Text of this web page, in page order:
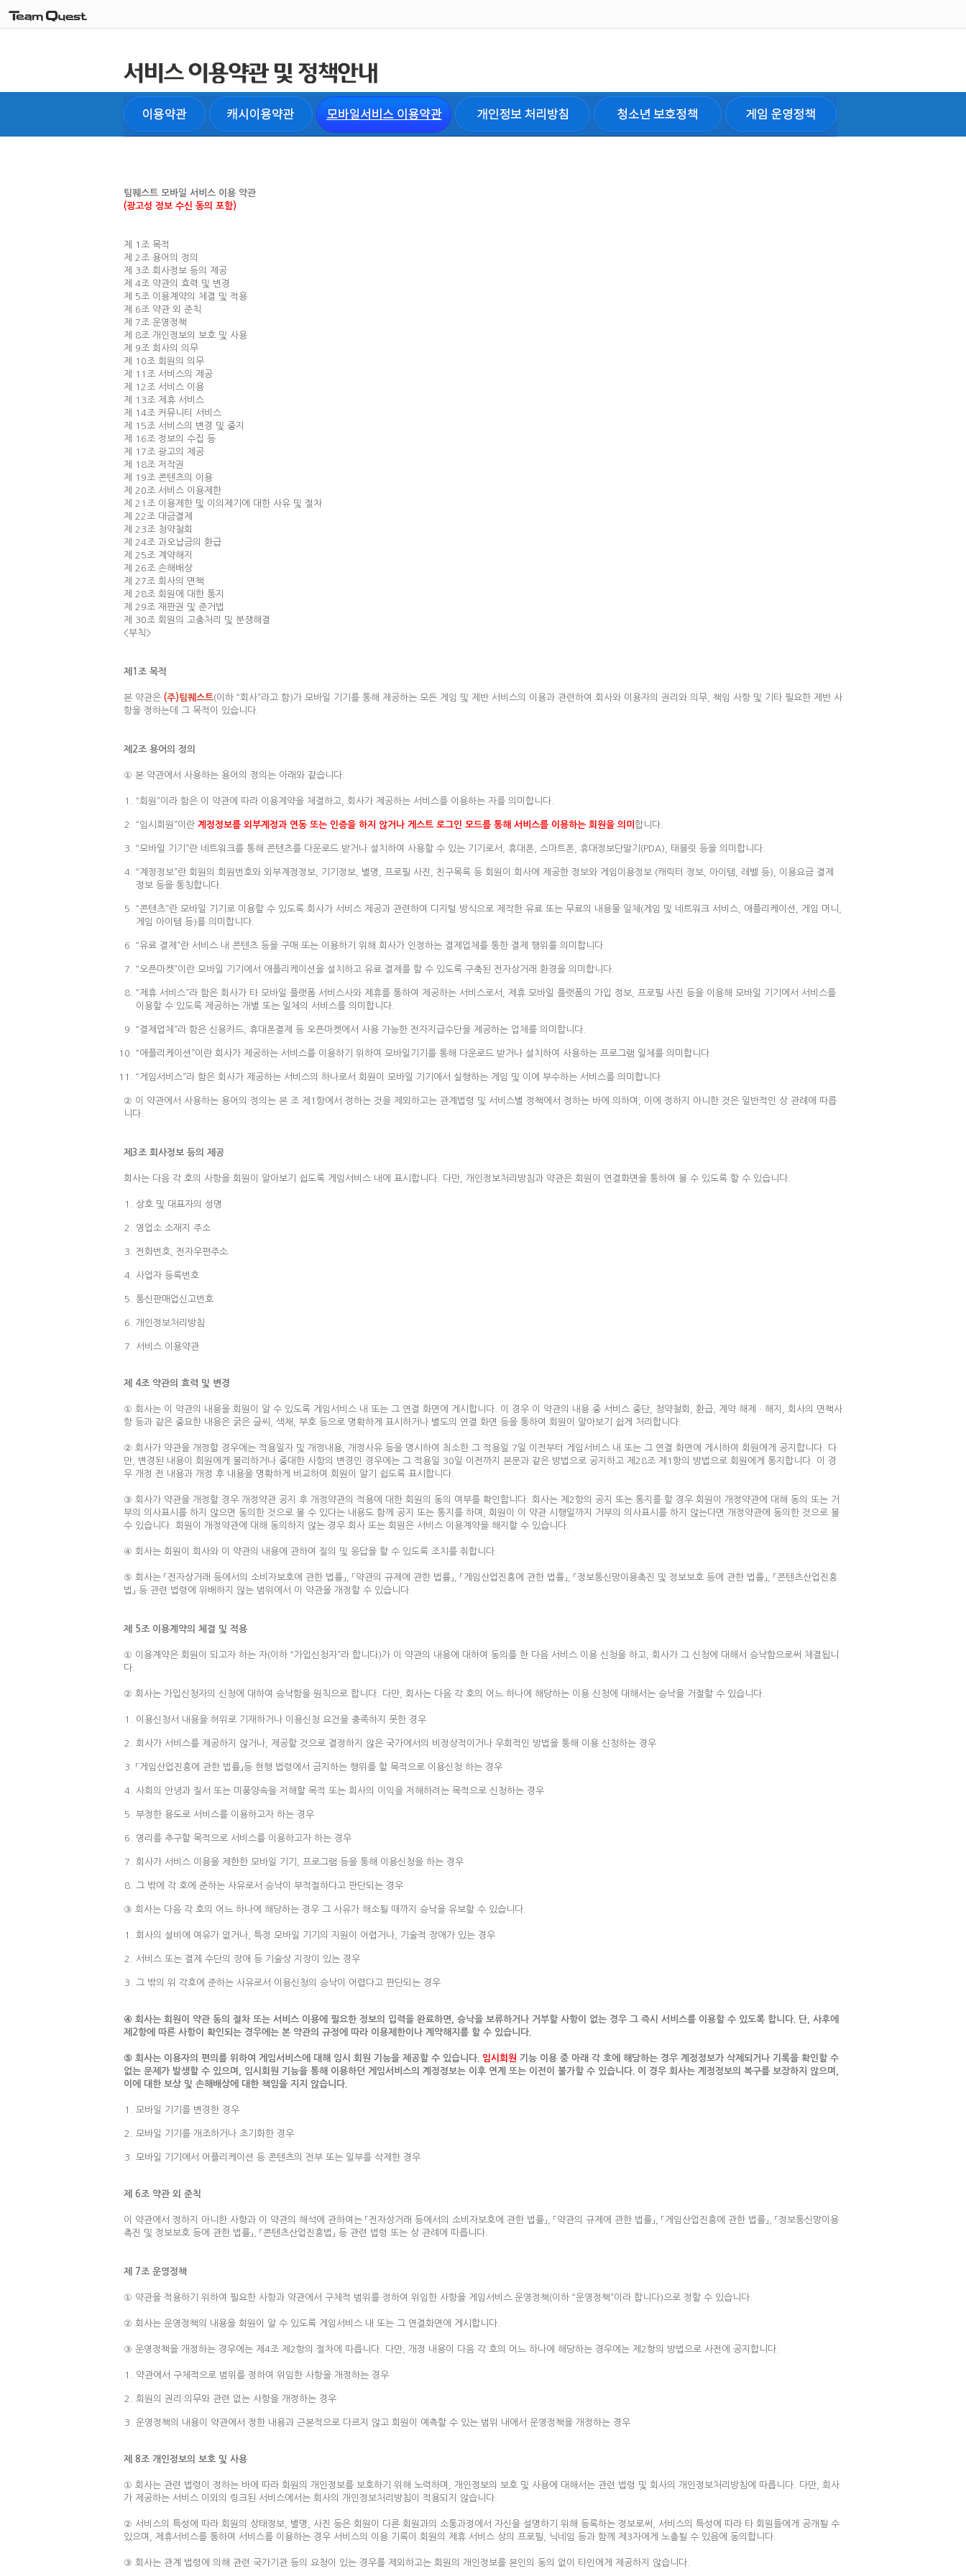
팀퀘스트 모바일 서비스 이용 약관
(광고성 정보 수신 동의 포함)
제 1조 목적
제 2조 용어의 정의
제 3조 회사정보 등의 제공
제 4조 약관의 효력 및 변경
제 5조 이용계약의 체결 및 적용
제 6조 약관 외 준칙
제 7조 운영정책
제 8조 개인정보의 보호 및 사용
제 9조 회사의 의무
제 10조 회원의 의무
제 11조 서비스의 제공
제 12조 서비스 이용
제 13조 제휴 서비스
제 14조 커뮤니티 서비스
제 15조 서비스의 변경 및 중지
제 16조 정보의 수집 등
제 17조 광고의 제공
제 18조 저작권
제 19조 콘텐츠의 이용
제 20조 서비스 이용제한
제 21조 이용제한 및 이의제기에 대한 사유 및 절차
제 22조 대금결제
제 23조 청약철회
제 24조 과오납금의 환급
제 25조 계약해지
제 26조 손해배상
제 27조 회사의 면책
제 28조 회원에 대한 통지
제 29조 재판권 및 준거법
제 30조 회원의 고충처리 및 분쟁해결
<부칙>
제1조 목적
본 약관은 (주)팀퀘스트(이하 “회사”라고 함)가 모바일 기기를 통해 제공하는 모든 게임 및 제반 서비스의 이용과 관련하여 회사와 이용자의 권리와 의무, 책임 사항 및 기타 필요한 제반 사
항을 정하는데 그 목적이 있습니다.
제2조 용어의 정의
① 본 약관에서 사용하는 용어의 정의는 아래와 같습니다.
“회원”이라 함은 이 약관에 따라 이용계약을 체결하고, 회사가 제공하는 서비스를 이용하는 자를 의미합니다.
“임시회원”이란 계정정보를 외부계정과 연동 또는 인증을 하지 않거나 게스트 로그인 모드를 통해 서비스를 이용하는 회원을 의미 합니다.
“모바일 기기”란 네트워크를 통해 콘텐츠를 다운로드 받거나 설치하여 사용할 수 있는 기기로서, 휴대폰, 스마트폰, 휴대정보단말기(PDA), 태블릿 등을 의미합니다.
“계정정보”란 회원의 회원번호와 외부계정정보, 기기정보, 별명, 프로필 사진, 친구목록 등 회원이 회사에 제공한 정보와 게임이용정보 (캐릭터 정보, 아이템, 레벨 등), 이용요금 결제
정보 등을 통칭합니다.
“콘텐츠”란 모바일 기기로 이용할 수 있도록 회사가 서비스 제공과 관련하여 디지털 방식으로 제작한 유료 또는 무료의 내용물 일체(게임 및 네트워크 서비스, 애플리케이션, 게임 머니,
게임 아이템 등)를 의미합니다.
“유료 결제”란 서비스 내 콘텐츠 등을 구매 또는 이용하기 위해 회사가 인정하는 결제업체를 통한 결제 행위를 의미합니다.
“오픈마켓”이란 모바일 기기에서 애플리케이션을 설치하고 유료 결제를 할 수 있도록 구축된 전자상거래 환경을 의미합니다.
“제휴 서비스”라 함은 회사가 타 모바일 플랫폼 서비스사와 제휴를 통하여 제공하는 서비스로서, 제휴 모바일 플랫폼의 가입 정보, 프로필 사진 등을 이용해 모바일 기기에서 서비스를
이용할 수 있도록 제공하는 개별 또는 일체의 서비스를 의미합니다.
“결제업체”라 함은 신용카드, 휴대폰결제 등 오픈마켓에서 사용 가능한 전자지급수단을 제공하는 업체를 의미합니다.
“애플리케이션”이란 회사가 제공하는 서비스를 이용하기 위하여 모바일기기를 통해 다운로드 받거나 설치하여 사용하는 프로그램 일체를 의미합니다.
“게임서비스”라 함은 회사가 제공하는 서비스의 하나로서 회원이 모바일 기기에서 실행하는 게임 및 이에 부수하는 서비스를 의미합니다.
② 이 약관에서 사용하는 용어의 정의는 본 조 제1항에서 정하는 것을 제외하고는 관계법령 및 서비스별 정책에서 정하는 바에 의하며, 이에 정하지 아니한 것은 일반적인 상 관례에 따릅
니다.
제3조 회사정보 등의 제공
회사는 다음 각 호의 사항을 회원이 알아보기 쉽도록 게임서비스 내에 표시합니다. 다만, 개인정보처리방침과 약관은 회원이 연결화면을 통하여 볼 수 있도록 할 수 있습니다.
상호 및 대표자의 성명
영업소 소재지 주소
전화번호, 전자우편주소
사업자 등록번호
통신판매업신고번호
개인정보처리방침
서비스 이용약관
제 4조 약관의 효력 및 변경
① 회사는 이 약관의 내용을 회원이 알 수 있도록 게임서비스 내 또는 그 연결 화면에 게시합니다. 이 경우 이 약관의 내용 중 서비스 중단, 청약철회, 환급, 계약 해제ㆍ해지, 회사의 면책사
항 등과 같은 중요한 내용은 굵은 글씨, 색채, 부호 등으로 명확하게 표시하거나 별도의 연결 화면 등을 통하여 회원이 알아보기 쉽게 처리합니다.
② 회사가 약관을 개정할 경우에는 적용일자 및 개정내용, 개정사유 등을 명시하여 최소한 그 적용일 7일 이전부터 게임서비스 내 또는 그 연결 화면에 게시하여 회원에게 공지합니다. 다
만, 변경된 내용이 회원에게 불리하거나 중대한 사항의 변경인 경우에는 그 적용일 30일 이전까지 본문과 같은 방법으로 공지하고 제28조 제1항의 방법으로 회원에게 통지합니다. 이 경
우 개정 전 내용과 개정 후 내용을 명확하게 비교하여 회원이 알기 쉽도록 표시합니다.
③ 회사가 약관을 개정할 경우 개정약관 공지 후 개정약관의 적용에 대한 회원의 동의 여부를 확인합니다. 회사는 제2항의 공지 또는 통지를 할 경우 회원이 개정약관에 대해 동의 또는 거
부의 의사표시를 하지 않으면 동의한 것으로 볼 수 있다는 내용도 함께 공지 또는 통지를 하며, 회원이 이 약관 시행일까지 거부의 의사표시를 하지 않는다면 개정약관에 동의한 것으로 볼
수 있습니다. 회원이 개정약관에 대해 동의하지 않는 경우 회사 또는 회원은 서비스 이용계약을 해지할 수 있습니다.
④ 회사는 회원이 회사와 이 약관의 내용에 관하여 질의 및 응답을 할 수 있도록 조치를 취합니다.
⑤ 회사는 「전자상거래 등에서의 소비자보호에 관한 법률」, 「약관의 규제에 관한 법률」, 「게임산업진흥에 관한 법률」, 「정보통신망이용촉진 및 정보보호 등에 관한 법률」, 「콘텐츠산업진흥
법」 등 관련 법령에 위배하지 않는 범위에서 이 약관을 개정할 수 있습니다.
제 5조 이용계약의 체결 및 적용
① 이용계약은 회원이 되고자 하는 자(이하 “가입신청자”라 합니다)가 이 약관의 내용에 대하여 동의를 한 다음 서비스 이용 신청을 하고, 회사가 그 신청에 대해서 승낙함으로써 체결됩니
다.
② 회사는 가입신청자의 신청에 대하여 승낙함을 원칙으로 합니다. 다만, 회사는 다음 각 호의 어느 하나에 해당하는 이용 신청에 대해서는 승낙을 거절할 수 있습니다.
이용신청서 내용을 허위로 기재하거나 이용신청 요건을 충족하지 못한 경우
회사가 서비스를 제공하지 않거나, 제공할 것으로 결정하지 않은 국가에서의 비정상적이거나 우회적인 방법을 통해 이용 신청하는 경우
「게임산업진흥에 관한 법률」등 현행 법령에서 금지하는 행위를 할 목적으로 이용신청 하는 경우
사회의 안녕과 질서 또는 미풍양속을 저해할 목적 또는 회사의 이익을 저해하려는 목적으로 신청하는 경우
부정한 용도로 서비스를 이용하고자 하는 경우
영리를 추구할 목적으로 서비스를 이용하고자 하는 경우
회사가 서비스 이용을 제한한 모바일 기기, 프로그램 등을 통해 이용신청을 하는 경우
그 밖에 각 호에 준하는 사유로서 승낙이 부적절하다고 판단되는 경우
③ 회사는 다음 각 호의 어느 하나에 해당하는 경우 그 사유가 해소될 때까지 승낙을 유보할 수 있습니다.
회사의 설비에 여유가 없거나, 특정 모바일 기기의 지원이 어렵거나, 기술적 장애가 있는 경우
서비스 또는 결제 수단의 장애 등 기술상 지장이 있는 경우
그 밖의 위 각호에 준하는 사유로서 이용신청의 승낙이 어렵다고 판단되는 경우
④ 회사는 회원이 약관 동의 절차 또는 서비스 이용에 필요한 정보의 입력을 완료하면, 승낙을 보류하거나 거부할 사항이 없는 경우 그 즉시 서비스를 이용할 수 있도록 합니다. 단, 사후에
제2항에 따른 사항이 확인되는 경우에는 본 약관의 규정에 따라 이용제한이나 계약해지를 할 수 있습니다.
⑤ 회사는 이용자의 편의를 위하여 게임서비스에 대해 임시 회원 기능을 제공할 수 있습니다. 임시회원 기능 이용 중 아래 각 호에 해당하는 경우 계정정보가 삭제되거나 기록을 확인할 수
없는 문제가 발생할 수 있으며, 임시회원 기능을 통해 이용하던 게임서비스의 계정정보는 이후 연계 또는 이전이 불가할 수 있습니다. 이 경우 회사는 계정정보의 복구를 보장하지 않으며,
이에 대한 보상 및 손해배상에 대한 책임을 지지 않습니다.
모바일 기기를 변경한 경우
모바일 기기를 개조하거나 초기화한 경우
모바일 기기에서 어플리케이션 등 콘텐츠의 전부 또는 일부를 삭제한 경우
제 6조 약관 외 준칙
이 약관에서 정하지 아니한 사항과 이 약관의 해석에 관하여는 「전자상거래 등에서의 소비자보호에 관한 법률」, 「약관의 규제에 관한 법률」, 「게임산업진흥에 관한 법률」, 「정보통신망이용
촉진 및 정보보호 등에 관한 법률」, 「콘텐츠산업진흥법」 등 관련 법령 또는 상 관례에 따릅니다.
제 7조 운영정책
① 약관을 적용하기 위하여 필요한 사항과 약관에서 구체적 범위를 정하여 위임한 사항을 게임서비스 운영정책(이하 “운영정책”이라 합니다)으로 정할 수 있습니다.
② 회사는 운영정책의 내용을 회원이 알 수 있도록 게임서비스 내 또는 그 연결화면에 게시합니다.
③ 운영정책을 개정하는 경우에는 제4조 제2항의 절차에 따릅니다. 다만, 개정 내용이 다음 각 호의 어느 하나에 해당하는 경우에는 제2항의 방법으로 사전에 공지합니다.
약관에서 구체적으로 범위를 정하여 위임한 사항을 개정하는 경우
회원의 권리·의무와 관련 없는 사항을 개정하는 경우
운영정책의 내용이 약관에서 정한 내용과 근본적으로 다르지 않고 회원이 예측할 수 있는 범위 내에서 운영정책을 개정하는 경우
제 8조 개인정보의 보호 및 사용
① 회사는 관련 법령이 정하는 바에 따라 회원의 개인정보를 보호하기 위해 노력하며, 개인정보의 보호 및 사용에 대해서는 관련 법령 및 회사의 개인정보처리방침에 따릅니다. 다만, 회사
가 제공하는 서비스 이외의 링크된 서비스에서는 회사의 개인정보처리방침이 적용되지 않습니다.
② 서비스의 특성에 따라 회원의 상태정보, 별명, 사진 등은 회원이 다른 회원과의 소통과정에서 자신을 설명하기 위해 등록하는 정보로써, 서비스의 특성에 따라 타 회원들에게 공개될 수
있으며, 제휴서비스를 통하여 서비스를 이용하는 경우 서비스의 이용 기록이 회원의 제휴 서비스 상의 프로필, 닉네임 등과 함께 제3자에게 노출될 수 있음에 동의합니다.
③ 회사는 관계 법령에 의해 관련 국가기관 등의 요청이 있는 경우를 제외하고는 회원의 개인정보를 본인의 동의 없이 타인에게 제공하지 않습니다.